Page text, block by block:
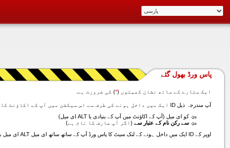
پاس ورڈ بھول گئے
ایک ستارے کے ساتھ نشان کھیتوں (*) کی ضرورت ہے.
آپ مندرجہ ذیل ID ایک میں داخل ہونے کی طرف سے اس سیکشن میں آپ کے اکاؤنٹ کا پاس ورڈ حاصل کر سکتے ہیں:
کو ای میل (آپ کے اکاؤنٹ میں آپ کے بنیادی یا ALT ای میل)
سے رکن نام کے عتبار سے (اگر آپ صارف کا نام ہے)
اوپر کے ID ایک میں داخل ہونے کے لنک سیٹ کا پاس ورڈ آپ کے ساتھ ساتھ ای میل ALT ای میل بھیج دیں گے.